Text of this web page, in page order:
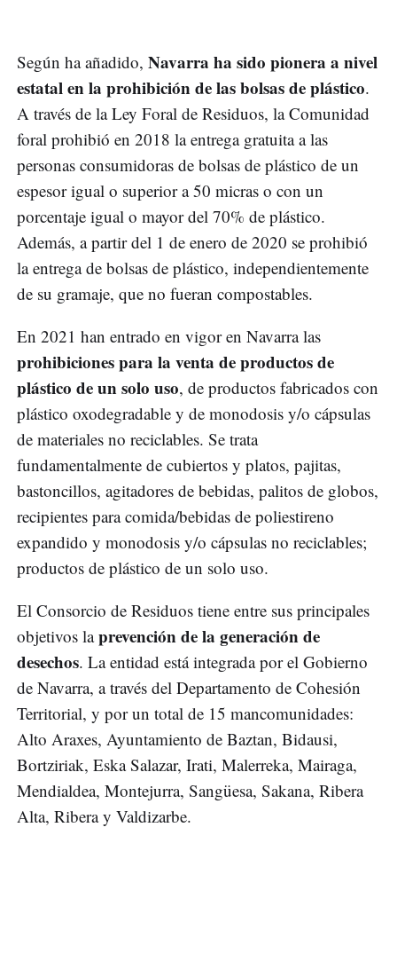
Según ha añadido, Navarra ha sido pionera a nivel
estatal en la prohibición de las bolsas de plástico.
A través de la Ley Foral de Residuos, la Comunidad
foral prohibió en 2018 la entrega gratuita a las
personas consumidoras de bolsas de plástico de un
espesor igual o superior a 50 micras o con un
porcentaje igual o mayor del 70% de plástico.
Además, a partir del 1 de enero de 2020 se prohibió
la entrega de bolsas de plástico, independientemente
de su gramaje, que no fueran compostables.
En 2021 han entrado en vigor en Navarra las
prohibiciones para la venta de productos de
plástico de un solo uso, de productos fabricados con
plástico oxodegradable y de monodosis y/o cápsulas
de materiales no reciclables. Se trata
fundamentalmente de cubiertos y platos, pajitas,
bastoncillos, agitadores de bebidas, palitos de globos,
recipientes para comida/bebidas de poliestireno
expandido y monodosis y/o cápsulas no reciclables;
productos de plástico de un solo uso.
El Consorcio de Residuos tiene entre sus principales
objetivos laprevención de la generación de
desechos. La entidad está integrada por el Gobierno
de Navarra, a través del Departamento de Cohesión
Territorial, y por un total de 15 mancomunidades:
Alto Araxes, Ayuntamiento de Baztan, Bidausi,
Bortziriak, Eska Salazar, Irati, Malerreka, Mairaga,
Mendialdea, Montejurra, Sangüesa, Sakana, Ribera
Alta, Ribera y Valdizarbe.